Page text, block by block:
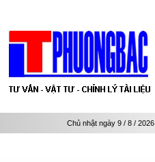
Chủ nhật ngày 9 / 8 / 2026